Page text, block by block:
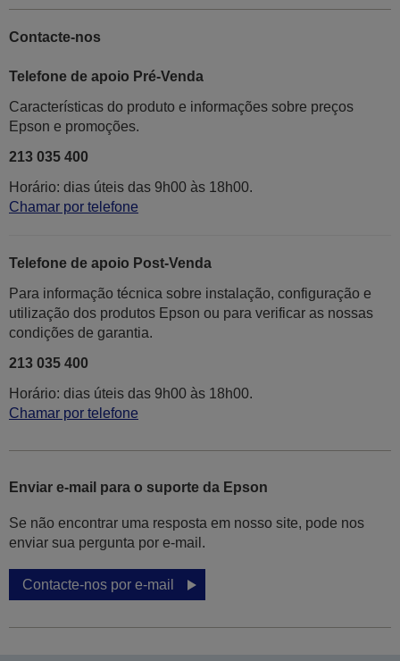
Contacte-nos
Telefone de apoio Pré-Venda
Características do produto e informações sobre preços
Epson e promoções.
213 035 400
Horário: dias úteis das 9h00 às 18h00.
Chamar por telefone
Telefone de apoio Post-Venda
Para informação técnica sobre instalação, configuração e
utilização dos produtos Epson ou para verificar as nossas
condições de garantia.
213 035 400
Horário: dias úteis das 9h00 às 18h00.
Chamar por telefone
Enviar e-mail para o suporte da Epson
Se não encontrar uma resposta em nosso site, pode nos
enviar sua pergunta por e-mail.
Contacte-nos por e-mail